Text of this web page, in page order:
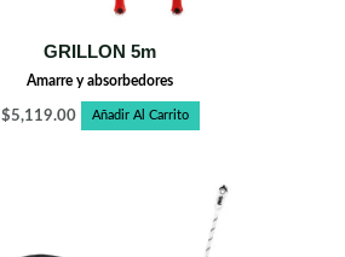
GRILLON 5m
Amarre y absorbedores
$5,119.00 Añadir Al Carrito